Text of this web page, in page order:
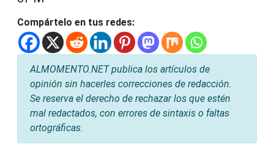
Compártelo en tus redes:
ALMOMENTO.NET publica los artículos de
opinión sin hacerles correcciones de redacción.
Se reserva el derecho de rechazar los que estén
mal redactados, con errores de sintaxis o faltas
ortográficas.